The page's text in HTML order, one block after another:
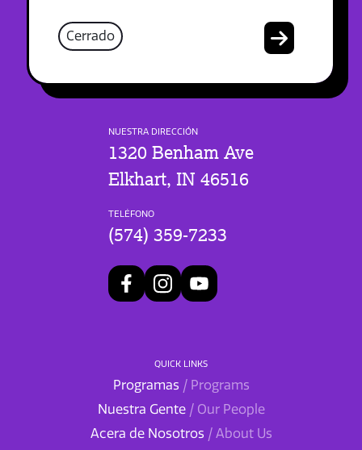
Cerrado
NUESTRA DIRECCIÓN
1320 Benham Ave
Elkhart, IN 46516
TELÉFONO
(574) 359-7233
QUICK LINKS
Programas / Programs
Nuestra Gente / Our People
Acera de Nosotros / About Us